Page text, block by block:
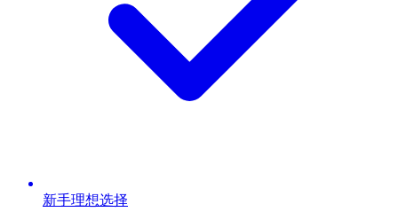
新手理想选择